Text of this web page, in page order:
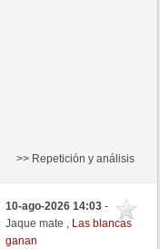
>> Repetición y análisis
10-ago-2026 14:03-
Jaque mate , Las blancas
ganan